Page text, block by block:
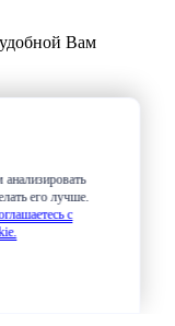
Вам
+ возможность
на 4 части
его лучше.
с